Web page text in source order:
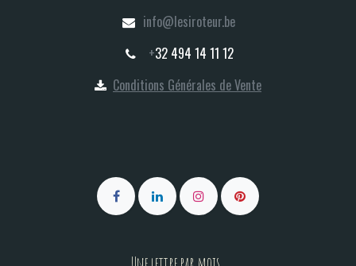
info@lesiroteur.be​
+32 494 14 11 12
Conditions Générales de Vente